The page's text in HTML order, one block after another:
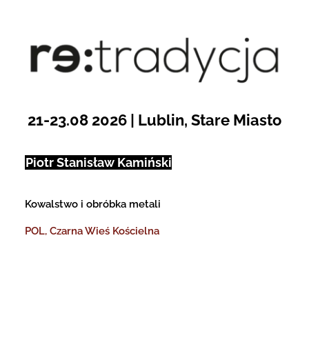
zawartości
21-23.08 2026 | Lublin, Stare Miasto
Piotr Stanisław Kamiński
Kowalstwo i obróbka metali
POL, Czarna Wieś Kościelna
Open toolbar